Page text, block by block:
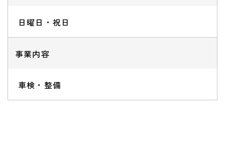
日曜日・祝日
事業内容
車検・整備